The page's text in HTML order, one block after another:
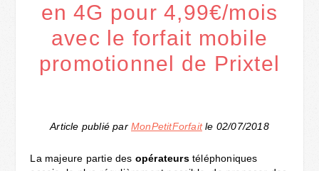
en 4G pour 4,99€/mois
avec le forfait mobile
promotionnel de Prixtel
Article publié par MonPetitForfaitle 02/07/2018
La majeure partie des opérateurstéléphoniques